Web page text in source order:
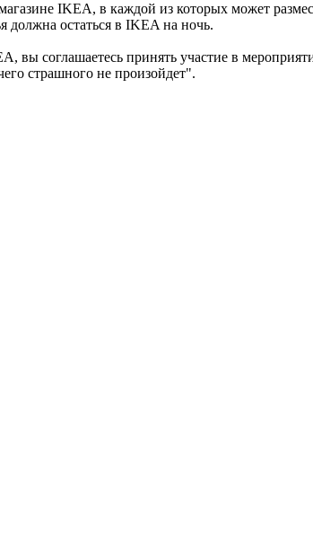
IKEA, в каждой из которых может
должна остаться в IKEA на ночь.
вы соглашаетесь принять участие в
страшного не произойдет".